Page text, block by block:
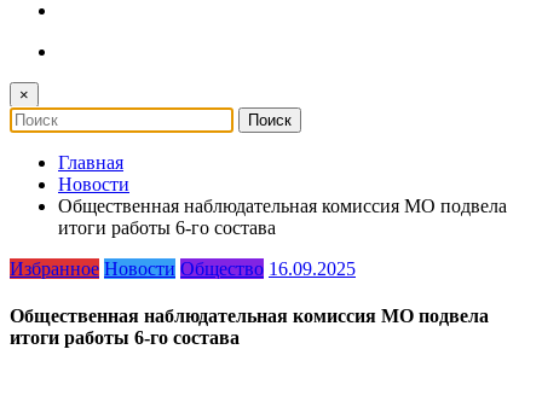
×
Главная
Новости
Общественная наблюдательная комиссия МО подвела
итоги работы 6-го состава
Избранное Новости Общество 16.09.2025
Общественная наблюдательная комиссия МО подвела
итоги работы 6-го состава